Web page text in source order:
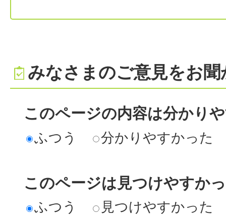
みなさまのご意見をお
このページの内容は分かり
ふつう 分かりやすかった
このページは見つけやすか
ふつう 見つけやすかった